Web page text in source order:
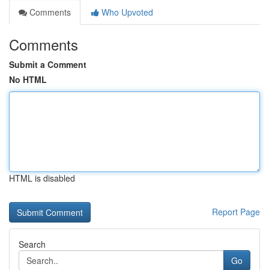
Comments
Who Upvoted
Comments
Submit a Comment
No HTML
HTML is disabled
Report Page
Search
Go